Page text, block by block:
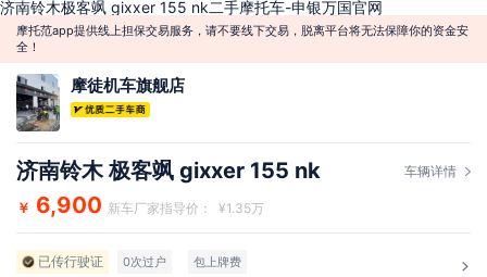
济南铃木极客飒 gixxer 155 nk二手摩托车-申银万国官网
摩托范app提供线上担保交易服务，请不要线下交易，脱离平台将无法保障你的资金安
全！
摩徒机车旗舰店
济南铃木 极客飒 gixxer 155 nk 车辆详情
￥ 6,900 新车厂家指导价： ¥1.35万
已传行驶证 0次过户 包上牌费